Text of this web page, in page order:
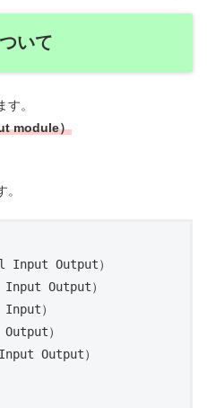
いて
。
module）
Input Output）
Input Output）
）
）
Output）